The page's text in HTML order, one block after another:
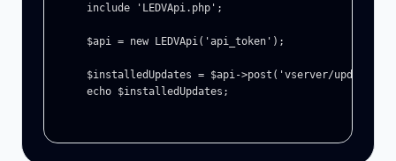
include 'LEDVApi.php';
$api = new LEDVApi('api_token');
$installedUpdates = $api->post('vserver/update-
echo $installedUpdates;